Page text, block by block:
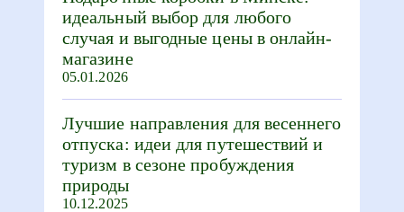
идеальный выбор для любого
случая и выгодные цены в онлайн-
магазине
05.01.2026
Лучшие направления для весеннего
отпуска: идеи для путешествий и
туризм в сезоне пробуждения
природы
10.12.2025